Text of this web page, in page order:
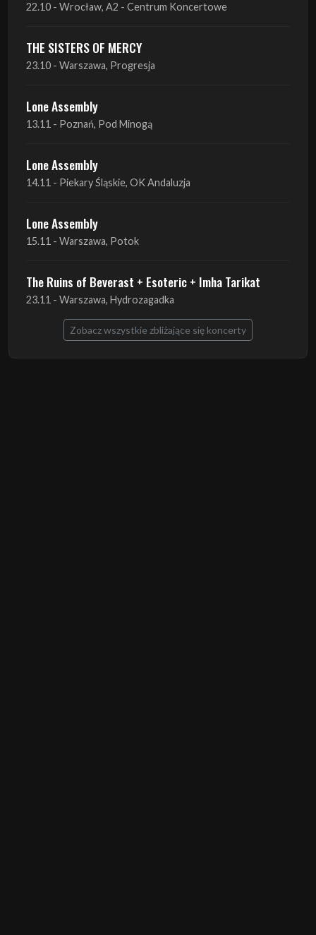
22.10 - Wrocław, A2 - Centrum Koncertowe
THE SISTERS OF MERCY
23.10 - Warszawa, Progresja
Lone Assembly
13.11 - Poznań, Pod Minogą
Lone Assembly
14.11 - Piekary Śląskie, OK Andaluzja
Lone Assembly
15.11 - Warszawa, Potok
The Ruins of Beverast + Esoteric + Imha Tarikat
23.11 - Warszawa, Hydrozagadka
Zobacz wszystkie zbliżające się koncerty